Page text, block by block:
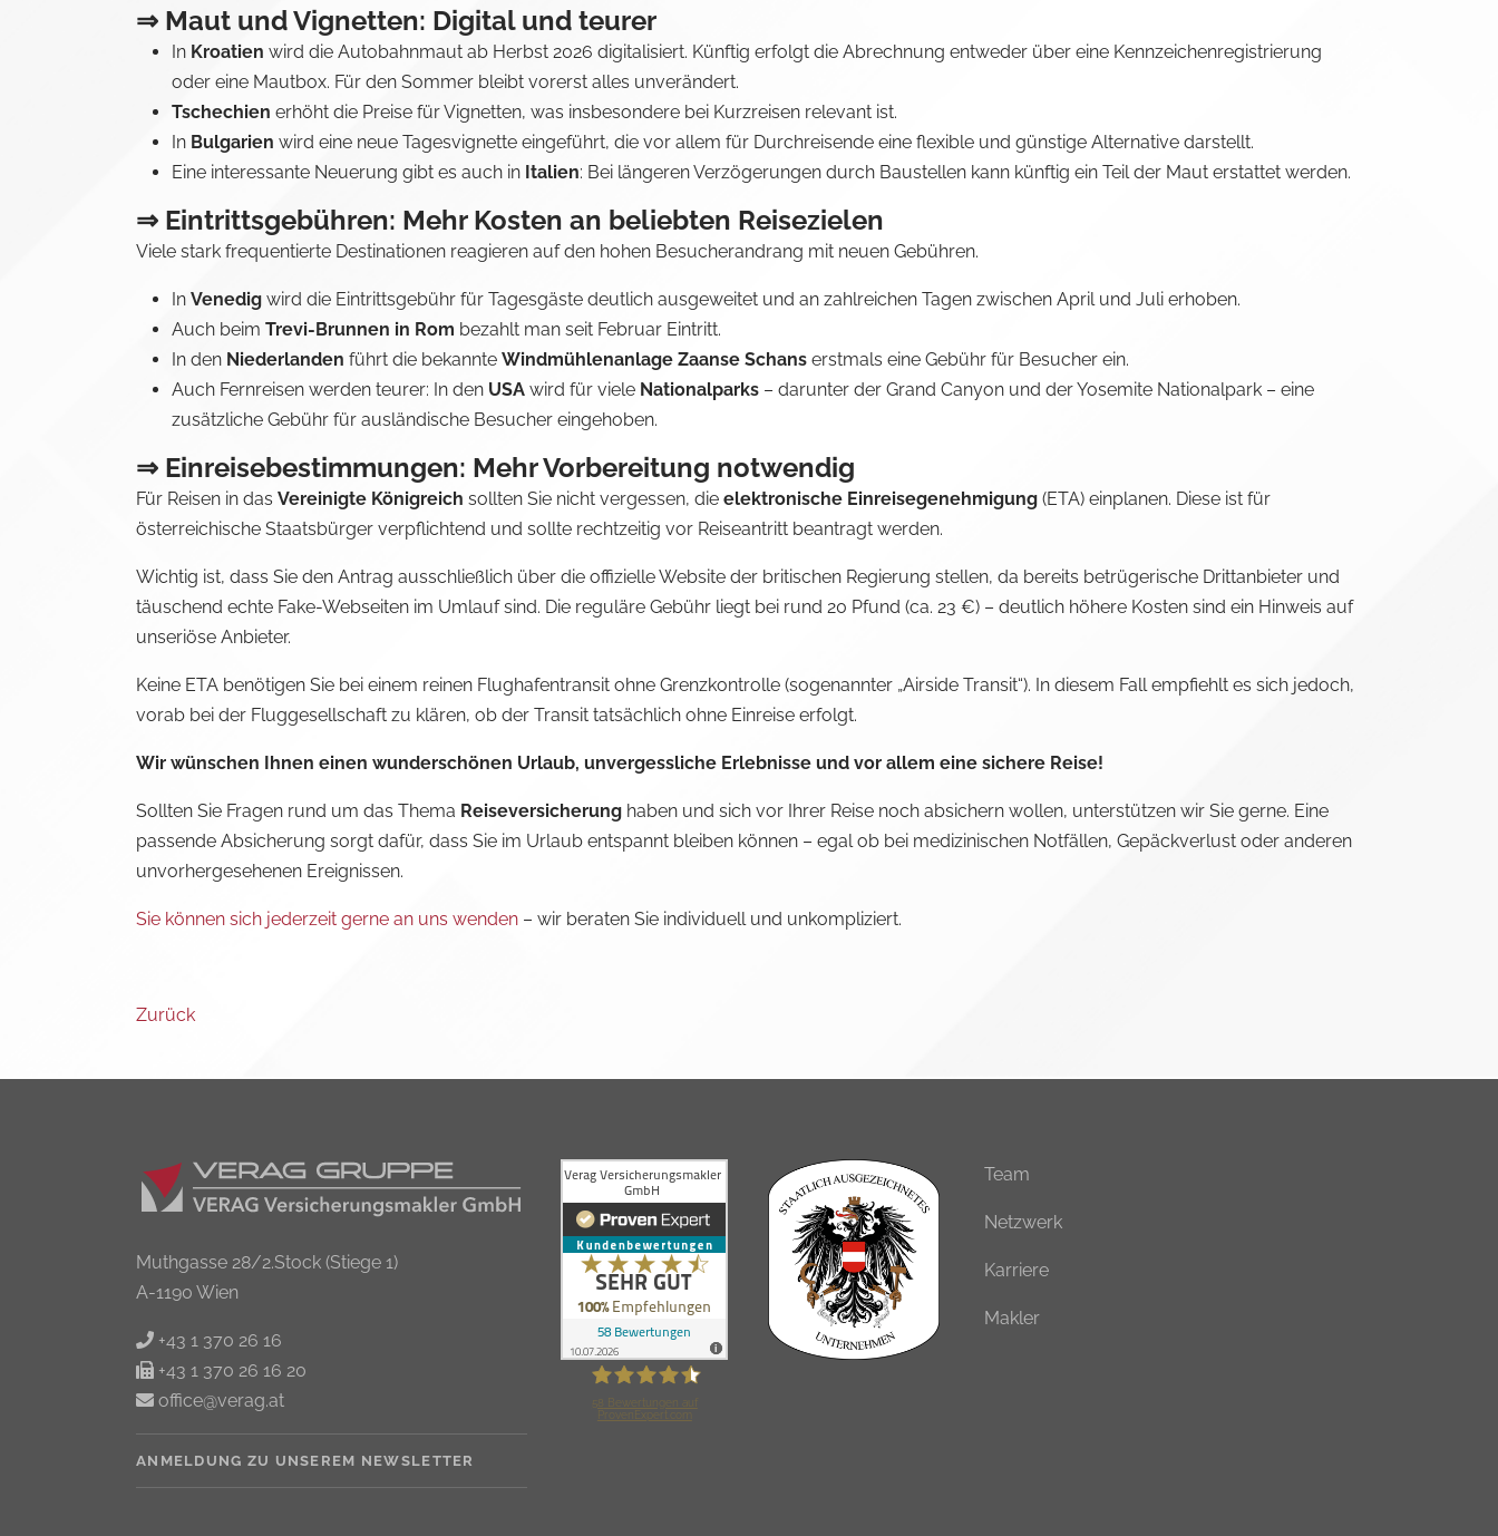
⇒ Maut und Vignetten: Digital und teurer
In Kroatien wird die Autobahnmaut ab Herbst 2026 digitalisiert. Künftig erfolgt die Abrechnung entweder über eine Kennzeichenregistrierung
oder eine Mautbox. Für den Sommer bleibt vorerst alles unverändert.
Tschechien erhöht die Preise für Vignetten, was insbesondere bei Kurzreisen relevant ist.
In Bulgarien wird eine neue Tagesvignette eingeführt, die vor allem für Durchreisende eine flexible und günstige Alternative darstellt.
Eine interessante Neuerung gibt es auch in Italien: Bei längeren Verzögerungen durch Baustellen kann künftig ein Teil der Maut erstattet werden.
⇒ Eintrittsgebühren: Mehr Kosten an beliebten Reisezielen
Viele stark frequentierte Destinationen reagieren auf den hohen Besucherandrang mit neuen Gebühren.
In Venedig wird die Eintrittsgebühr für Tagesgäste deutlich ausgeweitet und an zahlreichen Tagen zwischen April und Juli erhoben.
Auch beim Trevi-Brunnen in Rom bezahlt man seit Februar Eintritt.
In den Niederlanden führt die bekannte Windmühlenanlage Zaanse Schans erstmals eine Gebühr für Besucher ein.
Auch Fernreisen werden teurer: In den USA wird für viele Nationalparks – darunter der Grand Canyon und der Yosemite Nationalpark – eine
zusätzliche Gebühr für ausländische Besucher eingehoben.
⇒ Einreisebestimmungen: Mehr Vorbereitung notwendig
Für Reisen in das Vereinigte Königreich sollten Sie nicht vergessen, die elektronische Einreisegenehmigung (ETA) einplanen. Diese ist für
österreichische Staatsbürger verpflichtend und sollte rechtzeitig vor Reiseantritt beantragt werden.
Wichtig ist, dass Sie den Antrag ausschließlich über die offizielle Website der britischen Regierung stellen, da bereits betrügerische Drittanbieter und
täuschend echte Fake-Webseiten im Umlauf sind. Die reguläre Gebühr liegt bei rund 20 Pfund (ca. 23 €) – deutlich höhere Kosten sind ein Hinweis auf
unseriöse Anbieter.
Keine ETA benötigen Sie bei einem reinen Flughafentransit ohne Grenzkontrolle (sogenannter „Airside Transit“). In diesem Fall empfiehlt es sich jedoch,
vorab bei der Fluggesellschaft zu klären, ob der Transit tatsächlich ohne Einreise erfolgt.
Wir wünschen Ihnen einen wunderschönen Urlaub, unvergessliche Erlebnisse und vor allem eine sichere Reise!
Sollten Sie Fragen rund um das Thema Reiseversicherung haben und sich vor Ihrer Reise noch absichern wollen, unterstützen wir Sie gerne. Eine
passende Absicherung sorgt dafür, dass Sie im Urlaub entspannt bleiben können – egal ob bei medizinischen Notfällen, Gepäckverlust oder anderen
unvorhergesehenen Ereignissen.
Sie können sich jederzeit gerne an uns wenden – wir beraten Sie individuell und unkompliziert.
Zurück
Muthgasse 28/2.Stock (Stiege 1)
A-1190 Wien
+43 1 370 26 16
+43 1 370 26 16 20
office@verag.at
ANMELDUNG ZU UNSEREM NEWSLETTER
Bewertungen auf
ProvenExpert.com
Team
Netzwerk
Karriere
Makler